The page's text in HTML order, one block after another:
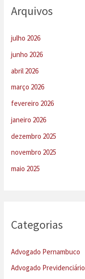
Arquivos
julho 2026
junho 2026
abril 2026
março 2026
fevereiro 2026
janeiro 2026
dezembro 2025
novembro 2025
maio 2025
Categorias
Advogado Pernambuco
Advogado Previdenciário